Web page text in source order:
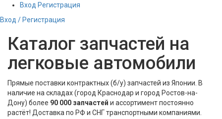
Вход Регистрация
Вход / Регистрация
Каталог запчастей на
легковые автомобили
Прямые поставки контрактных (б/у) запчастей из Японии. В
наличие на складах (город Краснодар и город Ростов-на-
Дону) более 90 000 запчастей и ассортимент постоянно
растёт! Доставка по РФ и СНГ транспортными компаниями.